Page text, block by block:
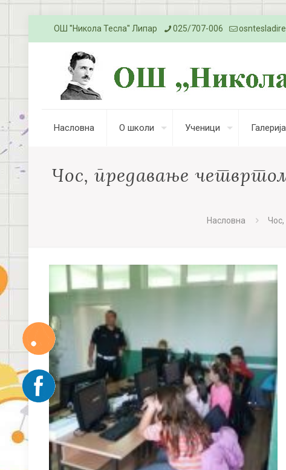
ОШ ''Никола Тесла'' Липар 025/707-006
Насловна О школи Ученици Галерија
Чос, предавање четвртом
Насловна Чос,